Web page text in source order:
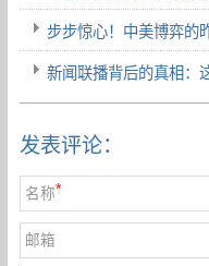
步步惊心！中美博弈的
新闻联播背后的真相：
发表评论：
名称*
邮箱